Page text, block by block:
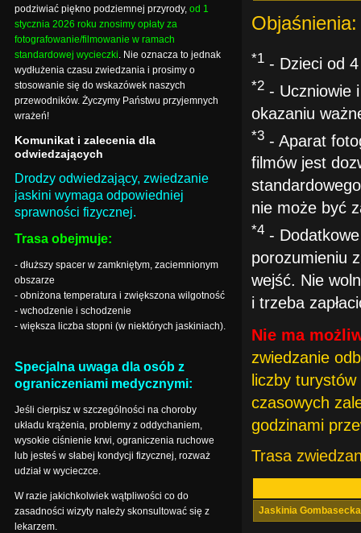
Objaśnienia:
*1 - Dzieci od
*2 - Uczniowie
okazaniu
*3 - Aparat
filmów jest
nie może być
*4 -
porozumieniu
wejść. Nie
i trzeba
Nie ma
zwiedzanie
liczby
czasowych
godzinami
Trasa
Jaskinia Gombasecka
podziwiać piękno podziemnej przyrody, od 1
stycznia 2026 roku znosimy opłaty za
fotografowanie/filmowanie w ramach
standardowej wycieczki . Nie oznacza to jednak
wydłużenia czasu zwiedzania i prosimy o
stosowanie się do wskazówek naszych
przewodników. Życzymy Państwu przyjemnych
wrażeń!
Komunikat i zalecenia dla
odwiedzających
Drodzy odwiedzający, zwiedzanie
jaskini wymaga odpowiedniej
sprawności fizycznej.
Trasa obejmuje:
- dłuższy spacer w zamkniętym, zaciemnionym
obszarze
- obniżona temperatura i zwiększona wilgotność
- wchodzenie i schodzenie
- większa liczba stopni (w niektórych jaskiniach).
Specjalna uwaga dla osób z
ograniczeniami medycznymi:
Jeśli cierpisz w szczególności na choroby
układu krążenia, problemy z oddychaniem,
wysokie ciśnienie krwi, ograniczenia ruchowe
lub jesteś w słabej kondycji fizycznej, rozważ
udział w wycieczce.
W razie jakichkolwiek wątpliwości co do
zasadności wizyty należy skonsultować się z
lekarzem.